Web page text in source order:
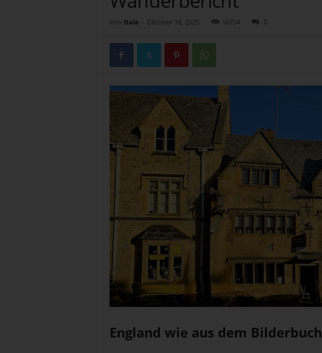
Von fiala - Oktober 18, 2025 16754 0
England wie aus dem Bilderbuch